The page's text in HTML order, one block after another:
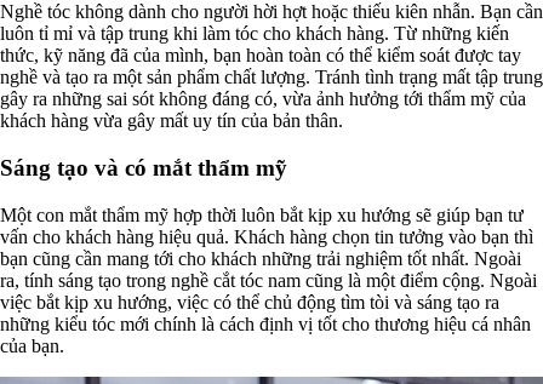
Nghề tóc không dành cho người hời hợt hoặc thiếu kiên nhẫn. Bạn cần
luôn tỉ mỉ và tập trung khi làm tóc cho khách hàng. Từ những kiến
thức, kỹ năng đã của mình, bạn hoàn toàn có thể kiểm soát được tay
nghề và tạo ra một sản phẩm chất lượng. Tránh tình trạng mất tập trung
gây ra những sai sót không đáng có, vừa ảnh hưởng tới thẩm mỹ của
khách hàng vừa gây mất uy tín của bản thân.
Sáng tạo và có mắt thẩm mỹ
Một con mắt thẩm mỹ hợp thời luôn bắt kịp xu hướng sẽ giúp bạn tư
vấn cho khách hàng hiệu quả. Khách hàng chọn tin tưởng vào bạn thì
bạn cũng cần mang tới cho khách những trải nghiệm tốt nhất. Ngoài
ra, tính sáng tạo trong nghề cắt tóc nam cũng là một điểm cộng. Ngoài
việc bắt kịp xu hướng, việc có thể chủ động tìm tòi và sáng tạo ra
những kiểu tóc mới chính là cách định vị tốt cho thương hiệu cá nhân
của bạn.